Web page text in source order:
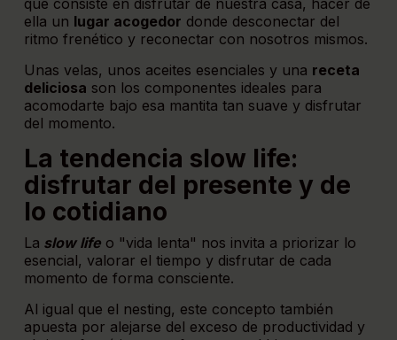
ella un lugar acogedor donde desconectar del
ritmo frenético y reconectar con nosotros mismos.
Unas velas, unos aceites esenciales y una receta
deliciosa son los componentes ideales para
acomodarte bajo esa mantita tan suave y disfrutar
del momento.
La tendencia slow life:
disfrutar del presente y de
lo cotidiano
La slow life o "vida lenta" nos invita a priorizar lo
esencial, valorar el tiempo y disfrutar de cada
momento de forma consciente.
Al igual que el nesting, este concepto también
apuesta por alejarse del exceso de productividad y